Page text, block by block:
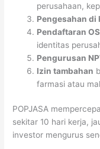
perusahaan,
Pengesahan di
Pendaftaran
identitas
Pengurusan
Izin tambahan
farmasi atau
POPJASA
sekitar 10 hari kerja,
investor mengurus